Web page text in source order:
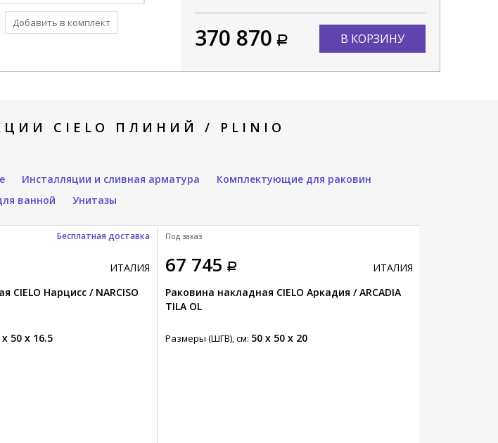
Добавить в комплект Добавить в комплект
370 870 В КОРЗИНУ
CIELO ПЛИНИЙ / PLINIO
Инсталляции и сливная арматура
Комплектующие для раковин
ванной
Унитазы
ИТАЛИЯ
CIELO Нарцисс / NARCISO
x 50 x 16.5
Бесплатная доставка
67 745
ИТАЛИЯ
Раковина накладная CIELO Аркадия / ARCADIA
TILA OL
Размеры (ШГВ), см: 50 x 50 x 20
Под заказ